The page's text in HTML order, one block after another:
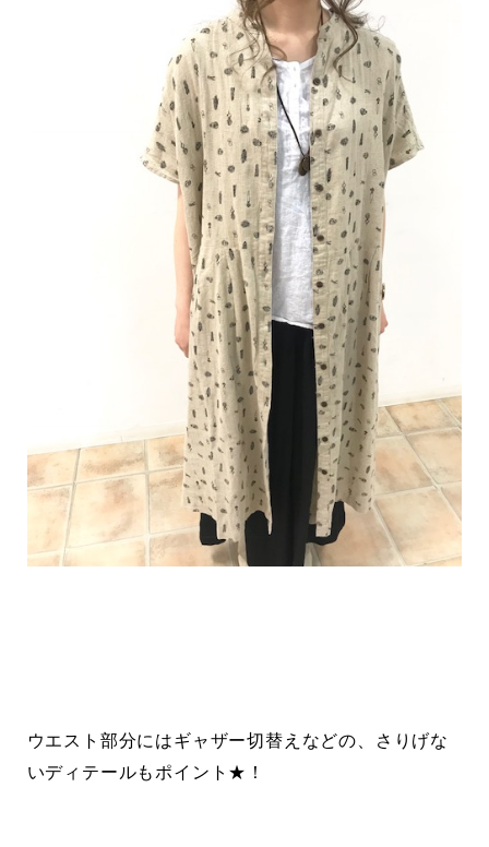
ウエスト部分にはギャザー切替えなどの、さりげな
いディテールもポイント★！